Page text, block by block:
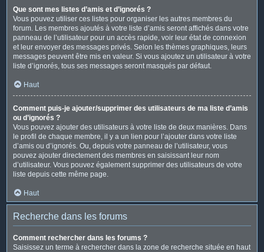
Que sont mes listes d’amis et d’ignorés ?
Vous pouvez utiliser ces listes pour organiser les autres membres du
forum. Les membres ajoutés à votre liste d’amis seront affichés dans votre
panneau de l’utilisateur pour un accès rapide, voir leur état de connexion
et leur envoyer des messages privés. Selon les thèmes graphiques, leurs
messages peuvent être mis en valeur. Si vous ajoutez un utilisateur à votre
liste d’ignorés, tous ses messages seront masqués par défaut.
Haut
Comment puis-je ajouter/supprimer des utilisateurs de ma liste d’amis
ou d’ignorés ?
Vous pouvez ajouter des utilisateurs à votre liste de deux manières. Dans
le profil de chaque membre, il y a un lien pour l’ajouter dans votre liste
d’amis ou d’ignorés. Ou, depuis votre panneau de l’utilisateur, vous
pouvez ajouter directement des membres en saisissant leur nom
d’utilisateur. Vous pouvez également supprimer des utilisateurs de votre
liste depuis cette même page.
Haut
Recherche dans les forums
Comment rechercher dans les forums ?
Saisissez un terme à rechercher dans la zone de recherche située en haut